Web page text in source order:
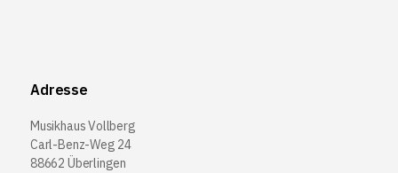
Adresse
Musikhaus Vollberg
Carl-Benz-Weg 24
88662 Überlingen